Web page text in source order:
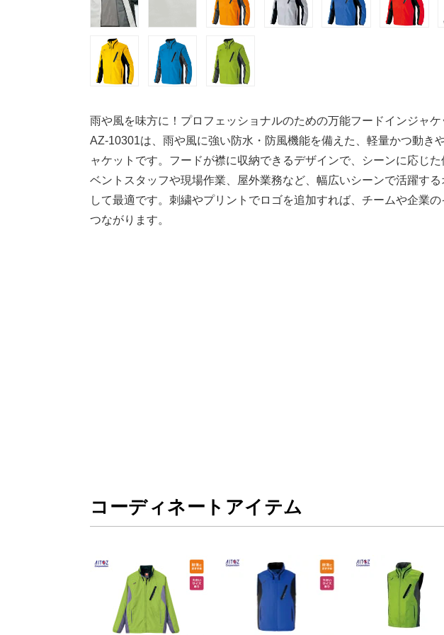
雨や風を味方に！プロフェッショナルのための万能フードインジャケ
AZ-10301は、雨や風に強い防水・防風機能を備えた、軽量かつ動き
ャケットです。フードが襟に収納できるデザインで、シーンに応じ
ベントスタッフや現場作業、屋外業務など、幅広いシーンで活躍する
して最適です。刺繍やプリントでロゴを追加すれば、チームや企業
つながります。
コーディネートアイテム